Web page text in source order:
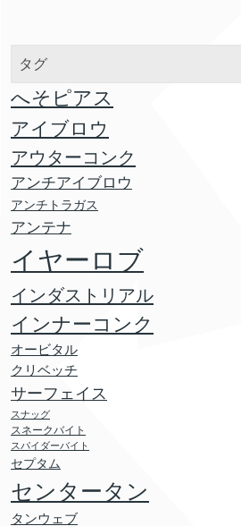
タグ
へそピアス
アイブロウ
アウターコンク
アンチアイブロウ
アンチトラガス
アンテナ
イヤーロブ
インダストリアル
インナーコンク
オービタル
クリベッチ
サーフェイス
スナッグ
スネークバイト
スパイダーバイト
セプタム
センタータン
タンウェブ